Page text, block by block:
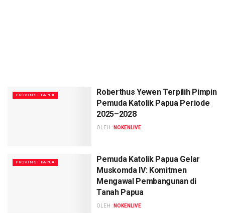
PROVINSI PAPUA
Roberthus Yewen Terpilih Pimpin
Pemuda Katolik Papua Periode
2025–2028
OLEH : NOKENLIVE
PROVINSI PAPUA
Pemuda Katolik Papua Gelar
Muskomda IV: Komitmen
Mengawal Pembangunan di
Tanah Papua
OLEH : NOKENLIVE